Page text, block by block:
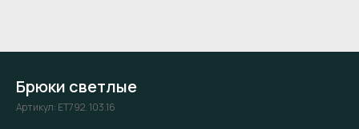
Брюки светлые
Артикул: ET792. 103.16